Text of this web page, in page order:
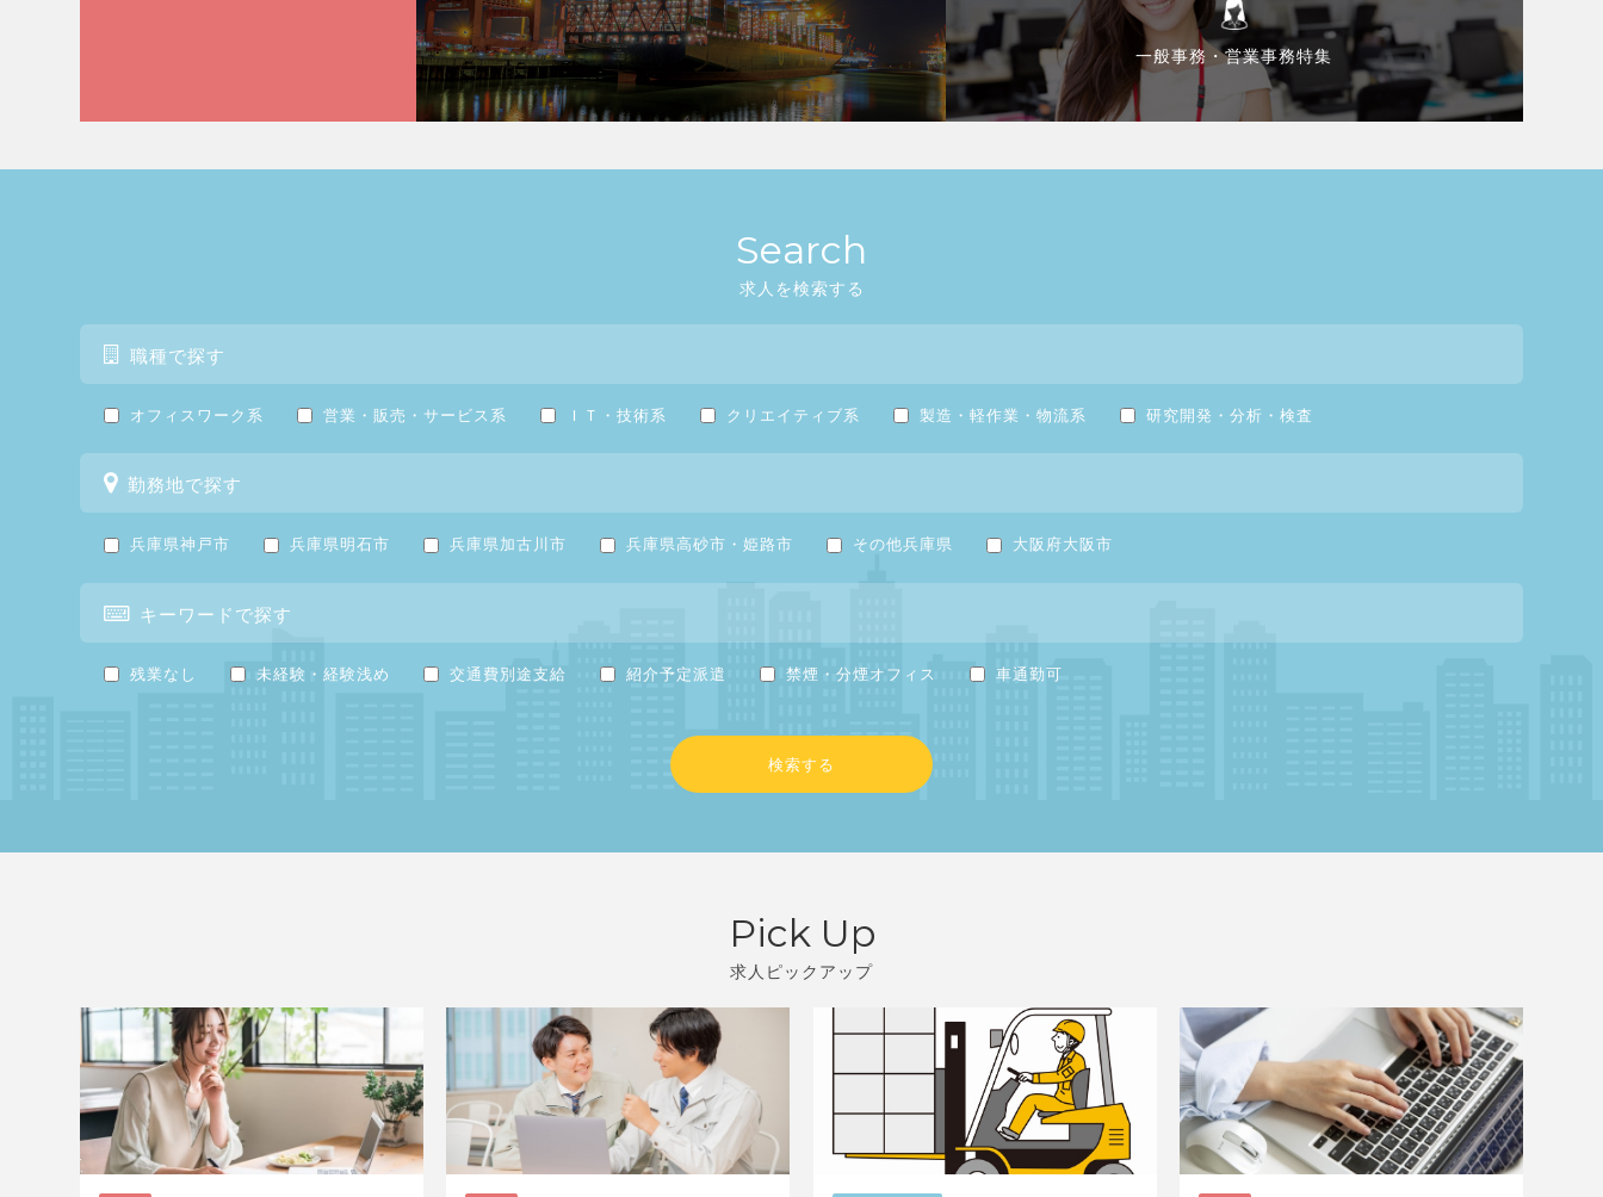
一般事務・営業事務特集
Search
求人を検索する
職種で探す
オフィスワーク系 営業・販売・サービス系 ＩＴ・技術系 クリエイティブ系 製造・軽作業・物流系 研究開発・分析・検査
勤務地で探す
兵庫県神戸市 兵庫県明石市 兵庫県加古川市 兵庫県高砂市・姫路市 その他兵庫県 大阪府大阪市
キーワードで探す
残業なし 未経験・経験浅め 交通費別途支給 紹介予定派遣 禁煙・分煙オフィス 車通勤可
検索する
Pick Up
求人ピックアップ